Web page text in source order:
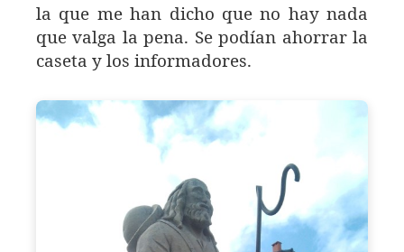
la que me han dicho que no hay nada
que valga la pena. Se podían ahorrar la
caseta y los informadores.